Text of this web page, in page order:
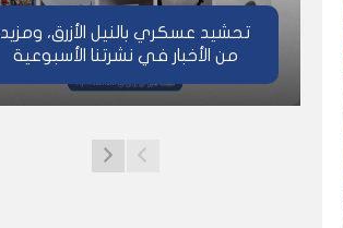
تحشيد عسكري بالنيل الأزرق، ومزيد
من الأخبار في نشرتنا الأسبوعية